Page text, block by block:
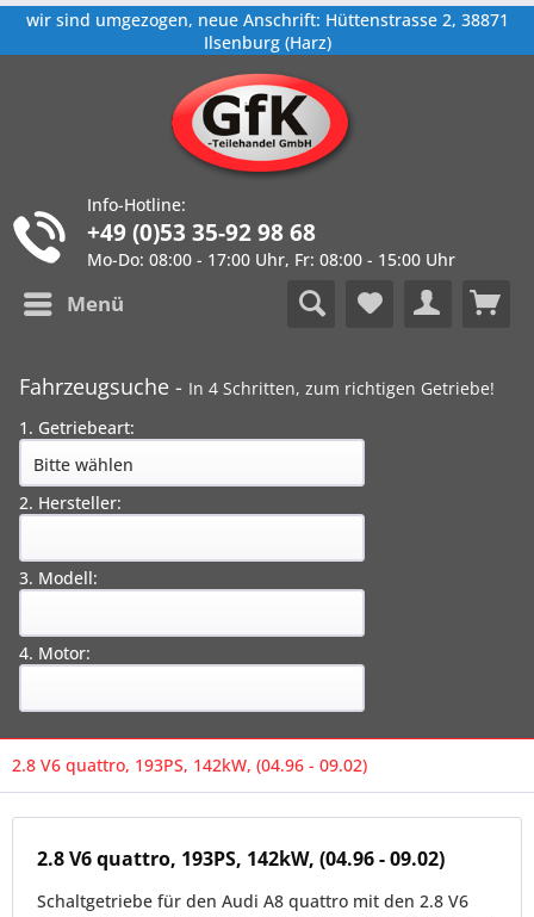
wir sind umgezogen, neue Anschrift: Hüttenstrasse 2, 38871
Ilsenburg (Harz)
Info-Hotline:
+49 (0)53 35-92 98 68
Mo-Do: 08:00 - 17:00 Uhr, Fr: 08:00 - 15:00 Uhr
Menü
Fahrzeugsuche - In 4 Schritten, zum richtigen Getriebe!
1. Getriebeart:
2. Hersteller:
3. Modell:
4. Motor:
2.8 V6 quattro, 193PS, 142kW, (04.96 - 09.02)
2.8 V6 quattro, 193PS, 142kW, (04.96 - 09.02)
Schaltgetriebe für den Audi A8 quattro mit den 2.8 V6